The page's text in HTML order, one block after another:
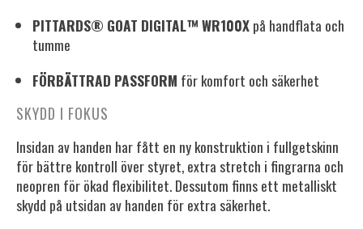
PITTARDS® GOAT DIGITAL™ WR100Xpå handflata och
tumme
FÖRBÄTTRAD PASSFORM för komfort och säkerhet
SKYDD I FOKUS
Insidan av handen har fått en ny konstruktion i fullgetskinn
för bättre kontroll över styret, extra stretch i fingrarna och
neopren för ökad flexibilitet. Dessutom finns ett metalliskt
skydd på utsidan av handen för extra säkerhet.